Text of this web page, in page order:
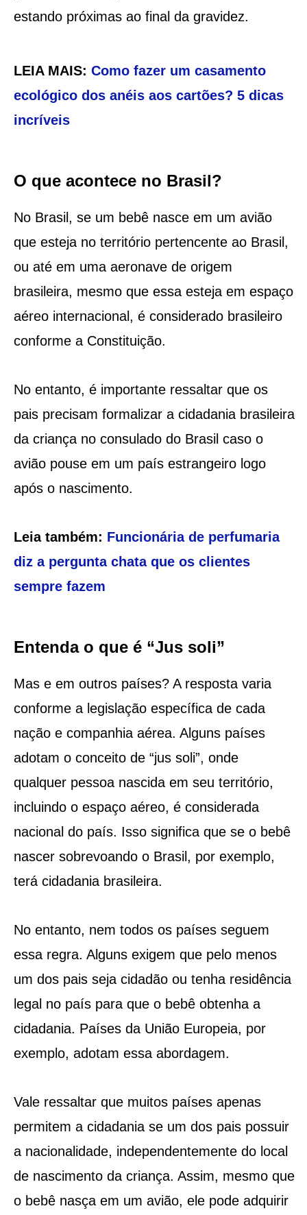
estando próximas ao final da gravidez.
LEIA MAIS: Como fazer um casamento
ecológico dos anéis aos cartões? 5 dicas
incríveis
O que acontece no Brasil?
No Brasil, se um bebê nasce em um avião
que esteja no território pertencente ao Brasil,
ou até em uma aeronave de origem
brasileira, mesmo que essa esteja em espaço
aéreo internacional, é considerado brasileiro
conforme a Constituição.
No entanto, é importante ressaltar que os
pais precisam formalizar a cidadania brasileira
da criança no consulado do Brasil caso o
avião pouse em um país estrangeiro logo
após o nascimento.
Leia também: Funcionária de perfumaria
diz a pergunta chata que os clientes
sempre fazem
Entenda o que é “Jus soli”
Mas e em outros países? A resposta varia
conforme a legislação específica de cada
nação e companhia aérea. Alguns países
adotam o conceito de “jus soli”, onde
qualquer pessoa nascida em seu território,
incluindo o espaço aéreo, é considerada
nacional do país. Isso significa que se o bebê
nascer sobrevoando o Brasil, por exemplo,
terá cidadania brasileira.
No entanto, nem todos os países seguem
essa regra. Alguns exigem que pelo menos
um dos pais seja cidadão ou tenha residência
legal no país para que o bebê obtenha a
cidadania. Países da União Europeia, por
exemplo, adotam essa abordagem.
Vale ressaltar que muitos países apenas
permitem a cidadania se um dos pais possuir
a nacionalidade, independentemente do local
de nascimento da criança. Assim, mesmo que
o bebê nasça em um avião, ele pode adquirir